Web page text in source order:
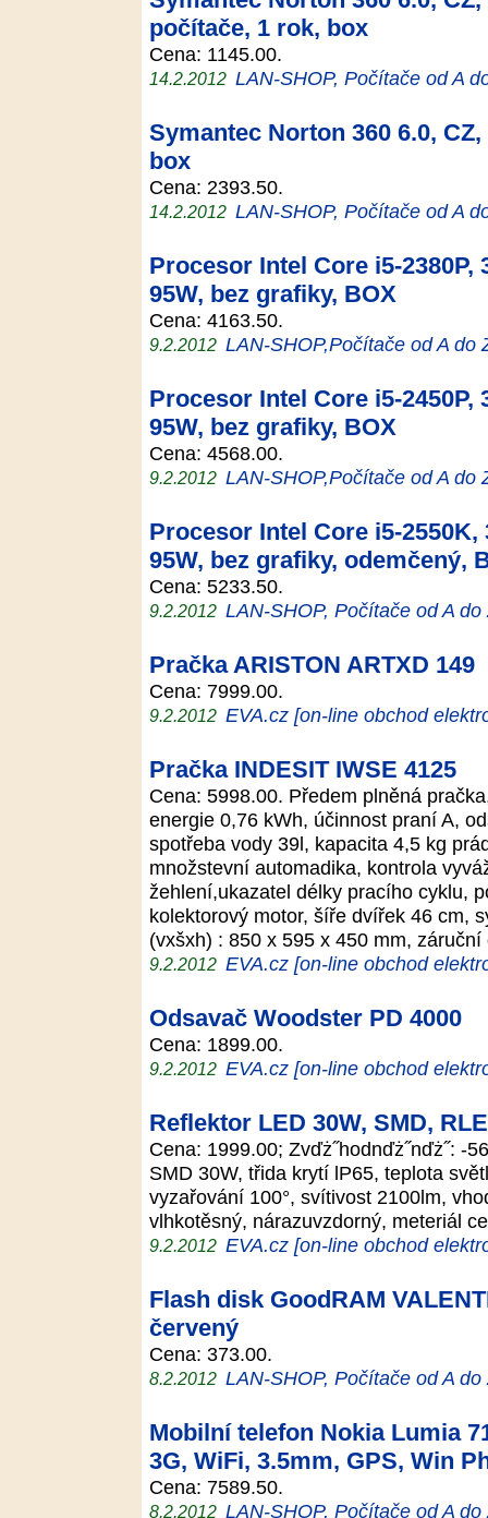
počítače, 1 rok, box
Cena: 1145.00.
14.2.2012 LAN-SHOP, Počítače od A
Symantec Norton 360 6.0,
box
Cena: 2393.50.
14.2.2012 LAN-SHOP, Počítače od A
Procesor Intel Core i5-2380P,
95W, bez grafiky, BOX
Cena: 4163.50.
9.2.2012 LAN-SHOP,Počítače od A do
Procesor Intel Core i5-2450P,
95W, bez grafiky, BOX
Cena: 4568.00.
9.2.2012 LAN-SHOP,Počítače od A do
Procesor Intel Core i5-2550K,
95W, bez grafiky, odemčený,
Cena: 5233.50.
9.2.2012 LAN-SHOP, Počítače od A do
Pračka ARISTON ARTXD 149
Cena: 7999.00.
9.2.2012 EVA.cz [on-line obchod
Pračka INDESIT IWSE 4125
Cena: 5998.00. Předem plněná
energie 0,76 kWh, účinnost praní A,
spotřeba vody 39l, kapacita 4,5 kg
množstevní automadika, kontrola
žehlení,ukazatel délky pracího cyklu,
kolektorový motor, šíře dvířek 46 cm,
(vxšxh) : 850 x 595 x 450 mm,
9.2.2012 EVA.cz [on-line obchod
Odsavač Woodster PD 4000
Cena: 1899.00.
9.2.2012 EVA.cz [on-line obchod
Reflektor LED 30W, SMD,
Cena: 1999.00; Zvďż˝hodnďż˝nďż˝: -
SMD 30W, třida krytí lP65, teplota
vyzařování 100°, svítivost 2100lm,
vlhkotěsný, nárazuvzdorný, meteriál
9.2.2012 EVA.cz [on-line obchod
Flash disk GoodRAM
červený
Cena: 373.00.
8.2.2012 LAN-SHOP, Počítače od A do
Mobilní telefon Nokia Lumia
3G, WiFi, 3.5mm, GPS, Win
Cena: 7589.50.
8.2.2012 LAN-SHOP, Počítače od A do